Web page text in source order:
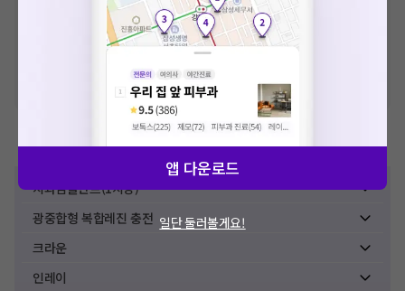
비급여 항목의 경우,추가비용 등으로 실제 가격과 상이할 수 있으니, 정확
한 가격은 해당 의료기관에 직접 문의해주세요.
급여 항목의 경우,건강보험심사평가원에 고지되어 있는 급여 진료 기준 가
격입니다. (진료와 연관된 복합적인 비용이 추가되어, 병원마다 금액이 다르게
산정될 수 있는 점 참고 바랍니다.)
※ 이벤트가, 할인가는VAT 포함
치과치료
치과임플란트(1치당)
광중합형 복합레진 충전
크라운
인레이
앱 다운로드
일단 둘러볼게요!